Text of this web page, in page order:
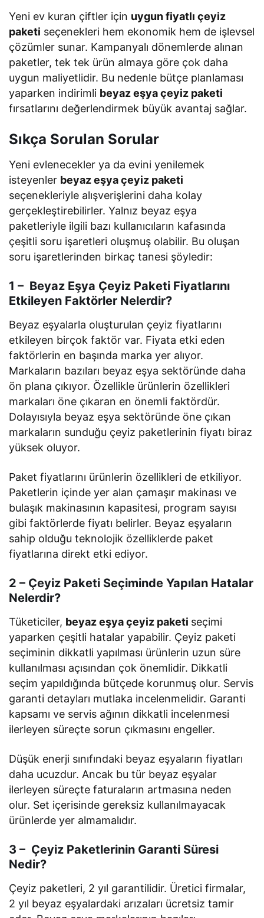
Yeni ev kuran çiftler için uygun fiyatlı çeyiz
paketi seçenekleri hem ekonomik hem de işlevsel
çözümler sunar. Kampanyalı dönemlerde alınan
paketler, tek tek ürün almaya göre çok daha
uygun maliyetlidir. Bu nedenle bütçe planlaması
yaparken indirimli beyaz eşya çeyiz paketi
fırsatlarını değerlendirmek büyük avantaj sağlar.
Sıkça Sorulan Sorular
Yeni evlenecekler ya da evini yenilemek
isteyenler beyaz eşya çeyiz paketi
seçenekleriyle alışverişlerini daha kolay
gerçekleştirebilirler. Yalnız beyaz eşya
paketleriyle ilgili bazı kullanıcıların kafasında
çeşitli soru işaretleri oluşmuş olabilir. Bu oluşan
soru işaretlerinden birkaç tanesi şöyledir:
1 – Beyaz Eşya Çeyiz Paketi Fiyatlarını
Etkileyen Faktörler Nelerdir?
Beyaz eşyalarla oluşturulan çeyiz fiyatlarını
etkileyen birçok faktör var. Fiyata etki eden
faktörlerin en başında marka yer alıyor.
Markaların bazıları beyaz eşya sektöründe daha
ön plana çıkıyor. Özellikle ürünlerin özellikleri
markaları öne çıkaran en önemli faktördür.
Dolayısıyla beyaz eşya sektöründe öne çıkan
markaların sunduğu çeyiz paketlerinin fiyatı biraz
yüksek oluyor.
Paket fiyatlarını ürünlerin özellikleri de etkiliyor.
Paketlerin içinde yer alan çamaşır makinası ve
bulaşık makinasının kapasitesi, program sayısı
gibi faktörlerde fiyatı belirler. Beyaz eşyaların
sahip olduğu teknolojik özelliklerde paket
fiyatlarına direkt etki ediyor.
2 – Çeyiz Paketi Seçiminde Yapılan Hatalar
Nelerdir?
Tüketiciler, beyaz eşya çeyiz paketi seçimi
yaparken çeşitli hatalar yapabilir. Çeyiz paketi
seçiminin dikkatli yapılması ürünlerin uzun süre
kullanılması açısından çok önemlidir. Dikkatli
seçim yapıldığında bütçede korunmuş olur. Servis
garanti detayları mutlaka incelenmelidir. Garanti
kapsamı ve servis ağının dikkatli incelenmesi
ilerleyen süreçte sorun çıkmasını engeller.
Düşük enerji sınıfındaki beyaz eşyaların fiyatları
daha ucuzdur. Ancak bu tür beyaz eşyalar
ilerleyen süreçte faturaların artmasına neden
olur. Set içerisinde gereksiz kullanılmayacak
ürünlerde yer almamalıdır.
3 – Çeyiz Paketlerinin Garanti Süresi
Nedir?
Çeyiz paketleri, 2 yıl garantilidir. Üretici firmalar,
2 yıl beyaz eşyalardaki arızaları ücretsiz tamir